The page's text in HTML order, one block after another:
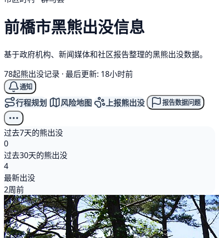
前橋市黑熊出没信息
基于政府机构、新闻媒体和社区报告整理的黑熊出没数据。
78起熊出没记录 · 最后更新: 18小时前
通知
行程规划 风险地图 上报熊出没 报告数据问题
过去7天的熊出没
0
过去30天的熊出没
4
最新出没
2周前